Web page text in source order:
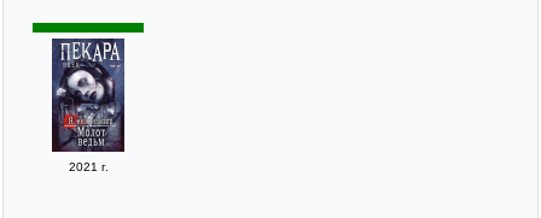
2021 г.